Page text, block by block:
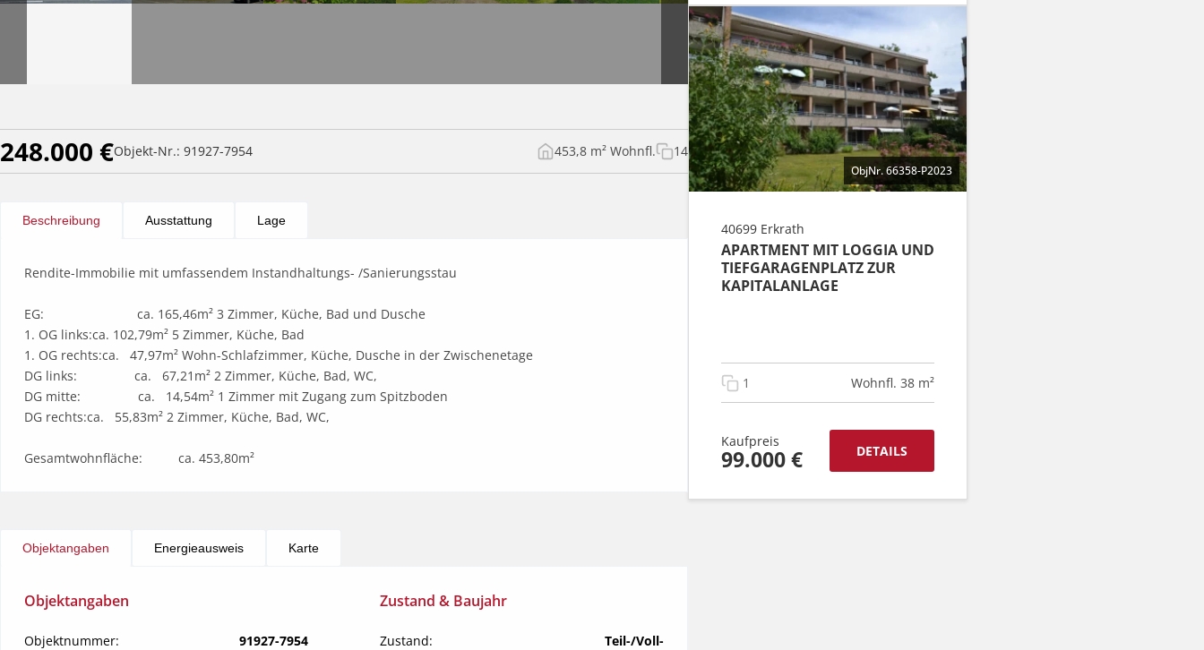
248.000 €Objekt-Nr.: 91927-7954 453,8 m² Wohnfl. 14
Beschreibung Ausstattung Lage
Rendite-Immobilie mit umfassendem Instandhaltungs- /Sanierungsstau
EG:                          ca. 165,46m² 3 Zimmer, Küche, Bad und Dusche
1. OG links:ca. 102,79m² 5 Zimmer, Küche, Bad
1. OG rechts:ca.   47,97m² Wohn-Schlafzimmer, Küche, Dusche in der Zwischenetage
DG links:                ca.   67,21m² 2 Zimmer, Küche, Bad, WC,
DG mitte:                ca.   14,54m² 1 Zimmer mit Zugang zum Spitzboden
DG rechts:ca.   55,83m² 2 Zimmer, Küche, Bad, WC,
Gesamtwohnfläche:          ca. 453,80m²
Objektangaben Energieausweis Karte
Objektangaben
Objektnummer:
91927-7954
Zustand & Baujahr
Zustand:
Teil-/Voll-
ObjNr. 66358-P2023
40699 Erkrath
APARTMENT MIT LOGGIA UND
TIEFGARAGENPLATZ ZUR
KAPITALANLAGE
1 Wohnfl. 38 m²
Kaufpreis
99.000 € DETAILS